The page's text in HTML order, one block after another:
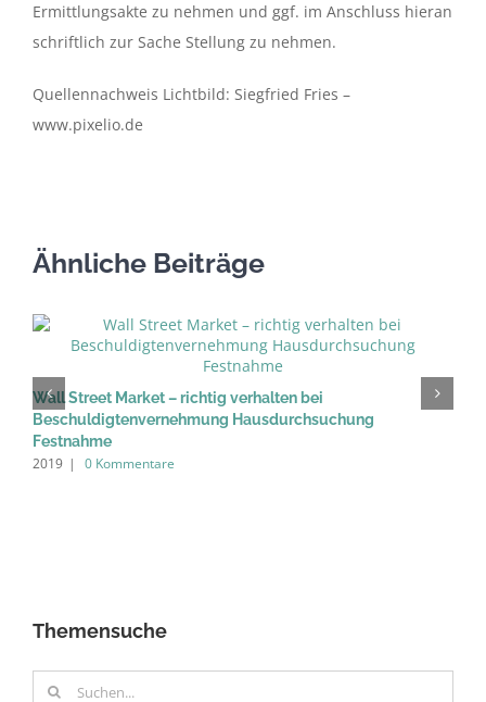
Ermittlungsakte zu nehmen und ggf. im Anschluss hieran
schriftlich zur Sache Stellung zu nehmen.
Quellennachweis Lichtbild: Siegfried Fries –
www.pixelio.de
Ähnliche Beiträge
Wall Street Market – richtig verhalten bei
Beschuldigtenvernehmung Hausdurchsuchung
Festnahme
2019 | 0 Kommentare
Themensuche
Suche